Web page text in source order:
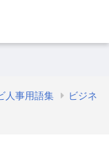
人事用語集
ビジネ